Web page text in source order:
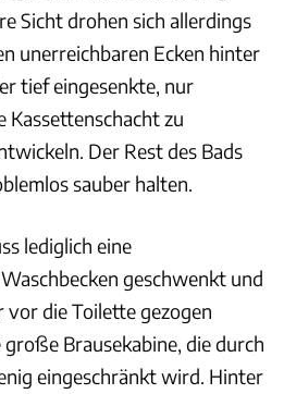
Sicht drohen sich allerdings
unerreichbaren Ecken hinter
tief eingesenkte, nur
zu
Der Rest des Bads
sauber halten.
lediglich eine
geschwenkt und
vor die Toilette gezogen
Brausekabine, die durch
eingeschränkt wird. Hinter